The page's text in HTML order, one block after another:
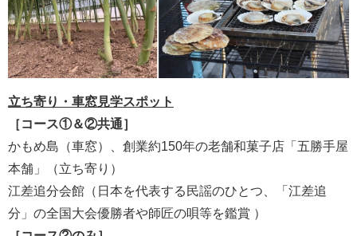
立ち寄り・車窓見学スポット
［コース①＆②共通］
かもめ島（車窓）、創業約150年の老舗和菓子店「五勝手屋
本舗」（立ち寄り）
江差追分会館（日本を代表する民謡のひとつ、「江差追
分」の全国大会優勝者や師匠の唄等を鑑賞 ）